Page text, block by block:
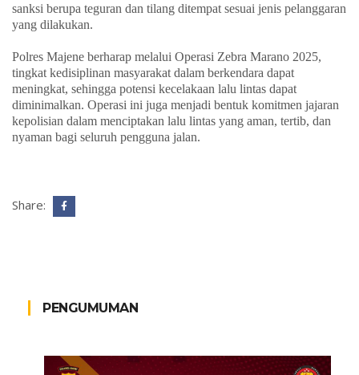
sanksi berupa teguran dan tilang ditempat sesuai jenis pelanggaran
yang dilakukan.
Polres Majene berharap melalui Operasi Zebra Marano 2025,
tingkat kedisiplinan masyarakat dalam berkendara dapat
meningkat, sehingga potensi kecelakaan lalu lintas dapat
diminimalkan. Operasi ini juga menjadi bentuk komitmen jajaran
kepolisian dalam menciptakan lalu lintas yang aman, tertib, dan
nyaman bagi seluruh pengguna jalan.
Share:
PENGUMUMAN